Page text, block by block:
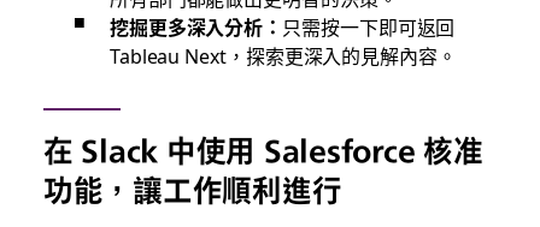
挖掘更多深入分析： 只需按一下即可返回
Tableau Next，探索更深入的見解內容。
在 Slack 中使用 Salesforce 核准
功能，讓工作順利進行